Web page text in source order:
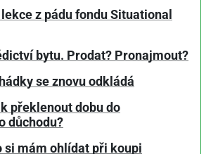
z pádu fondu Situational
bytu. Prodat? Pronajmout?
se znovu odkládá
překlenout dobu do
důchodu?
si mám ohlídat při koupi